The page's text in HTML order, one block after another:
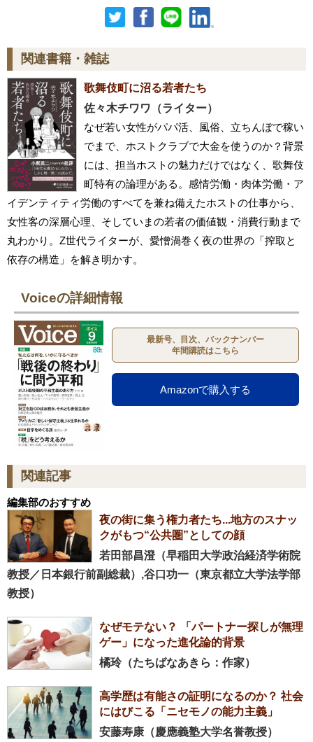
関連書籍・雑誌
歌舞伎町に沼る若者たち
佐々木チワワ（ライター）
なぜ若い女性がパパ活、風俗、立ちんぼで稼い
でまで、ホストクラブで大金を使うのか？背景
には、担当ホストの魅力だけではなく、歌舞伎
町特有の論理がある。感情労働・肉体労働・ア
イデンティティ労働のすべてを兼ね備えたホストの仕事から、
女性客の深層心理、そしていまの若者の価値観・消費行動まで
丸わかり。Z世代ライターが、愛憎渦巻く夜の世界の「搾取と
依存の構造」を解き明かす。
Voiceの詳細情報
最新号、目次、バックナンバー
年間購読はこちら
Amazonで購入する
関連記事
編集部のおすすめ
夜の街に集う権力者たち...地方のスナッ
クがもつ“公共圏”としての顔
若田部昌澄（早稲田大学政治経済学術院
教授／日本銀行前副総裁）,谷口功一（東京都立大学法学部
教授）
なぜモテない？ 「パートナー探しが無理
ゲー」になった進化論的背景
橘玲（たちばなあきら：作家）
高学歴は有能さの証明になるのか？ 社会
にはびこる「ニセモノの能力主義」
安藤寿康（慶應義塾大学名誉教授）